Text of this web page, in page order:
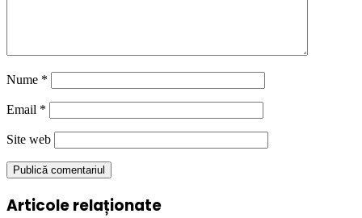
Nume *
Email *
Site web
Articole relaționate